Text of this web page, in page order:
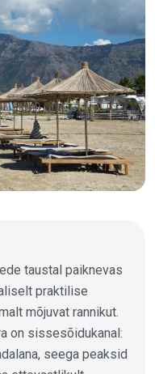
taustal paiknevas
praktilise
mõjuvat rannikut.
on sissesõidukanal:
seega peaksid